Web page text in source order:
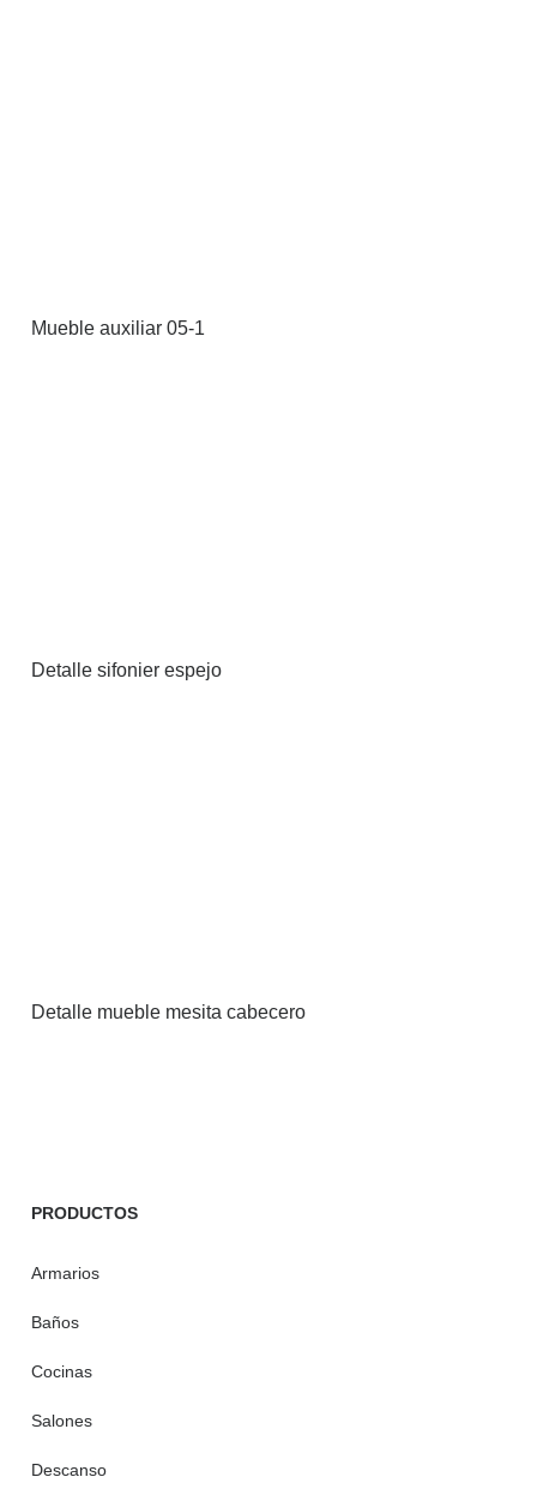
Mueble auxiliar 05-1
Detalle sifonier espejo
Detalle mueble mesita cabecero
PRODUCTOS
Armarios
Baños
Cocinas
Salones
Descanso